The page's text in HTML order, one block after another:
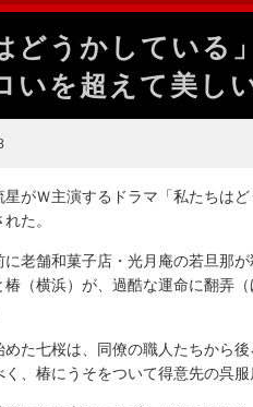
どうかしている
を超えて美しい
がＷ主演するドラマ「私たちは
た。
老舗和菓子店・光月庵の若旦那
椿（横浜）が、過酷な運命に翻弄
た七桜は、同僚の職人たちから
、椿にうそをついて得意先の呉服